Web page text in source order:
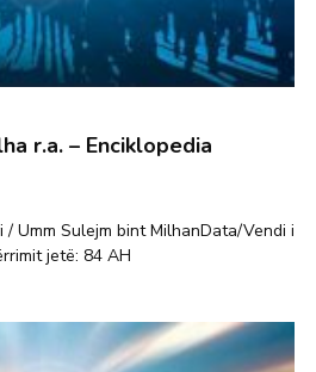
r.a. – Enciklopedia
/ Umm Sulejm bint MilhanData/Vendi i
jetë: 84 AH